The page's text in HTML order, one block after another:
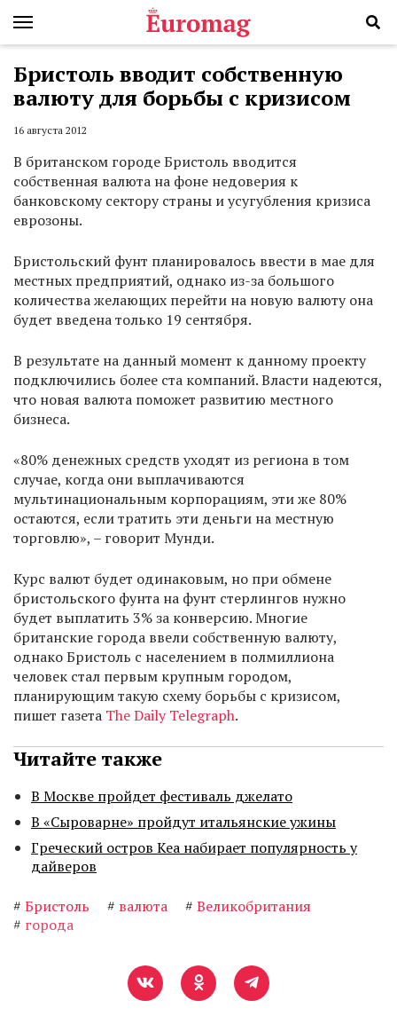
Бристоль вводит собственную
валюту для борьбы с кризисом
16 августа 2012
В британском городе Бристоль вводится
собственная валюта на фоне недоверия к
банковскому сектору страны и усугубления кризиса
еврозоны.
Бристольский фунт планировалось ввести в мае для
местных предприятий, однако из-за большого
количества желающих перейти на новую валюту она
будет введена только 19 сентября.
В результате на данный момент к данному проекту
подключились более ста компаний. Власти надеются,
что новая валюта поможет развитию местного
бизнеса.
«80% денежных средств уходят из региона в том
случае, когда они выплачиваются
мультинациональным корпорациям, эти же 80%
остаются, если тратить эти деньги на местную
торговлю», – говорит Мунди.
Курс валют будет одинаковым, но при обмене
бристольского фунта на фунт стерлингов нужно
будет выплатить 3% за конверсию. Многие
британские города ввели собственную валюту,
однако Бристоль с населением в полмиллиона
человек стал первым крупным городом,
планирующим такую схему борьбы с кризисом,
пишет газета The Daily Telegraph.
Читайте также
В Москве пройдет фестиваль джелато
В «Сыроварне» пройдут итальянские ужины
Греческий остров Кеа набирает популярность у
дайверов
# Бристоль # валюта # Великобритания
# города